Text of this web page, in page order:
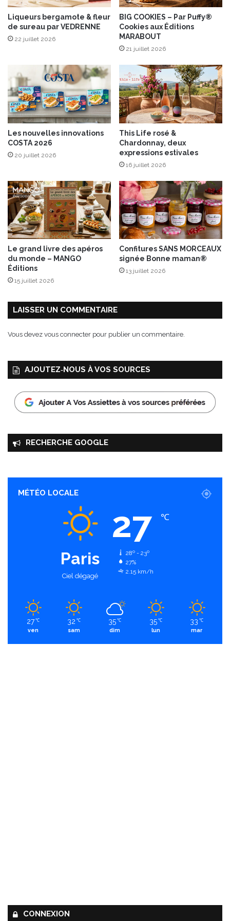
r
d
e
l
e
n
t
”
d
’
U
n
e
t
t
e
o
u
s
t
s
e
t
b
o
n
d
e
P
a
r
e
Liqueurs bergamote & fleur
de sureau par VEDRENNE
22 juillet 2026
BIG COOKIES – Par Puffy®
Cookies aux Éditions
MARABOUT
21 juillet 2026
Les nouvelles innovations
COSTA 2026
20 juillet 2026
This Life rosé &
Chardonnay, deux
expressions estivales
16 juillet 2026
Le grand livre des apéros
du monde – MANGO
Éditions
15 juillet 2026
Confitures SANS MORCEAUX
signée Bonne maman®
13 juillet 2026
LAISSER UN COMMENTAIRE
Vous devez vous connecter pour publier un commentaire.
AJOUTEZ‑NOUS À VOS SOURCES
RECHERCHE GOOGLE
MÉTÉO LOCALE
Paris
Ciel dégagé
27 ℃
28º - 23º
27%
2.15 km/h
27 ℃
ven
32 ℃
sam
35 ℃
dim
35 ℃
lun
33 ℃
mar
CONNEXION